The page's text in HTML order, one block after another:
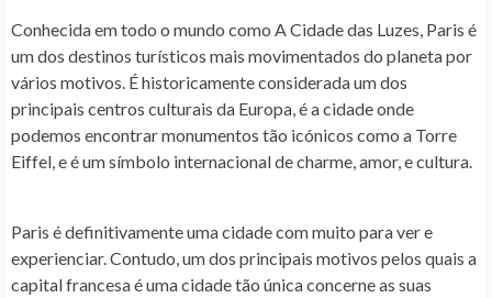
Conhecida em todo o mundo como A Cidade das Luzes, Paris é
um dos destinos turísticos mais movimentados do planeta por
vários motivos. É historicamente considerada um dos
principais centros culturais da Europa, é a cidade onde
podemos encontrar monumentos tão icónicos como a Torre
Eiffel, e é um símbolo internacional de charme, amor, e cultura.
Paris é definitivamente uma cidade com muito para ver e
experienciar. Contudo, um dos principais motivos pelos quais a
capital francesa é uma cidade tão única concerne as suas